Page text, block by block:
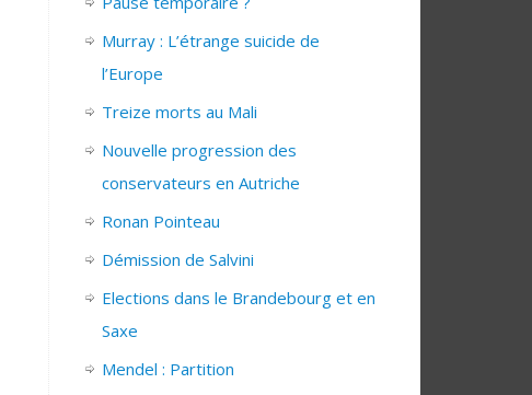
Murray : L’étrange suicide de
l’Europe
Treize morts au Mali
Nouvelle progression des
conservateurs en Autriche
Ronan Pointeau
Démission de Salvini
Elections dans le Brandebourg et en
Saxe
Mendel : Partition